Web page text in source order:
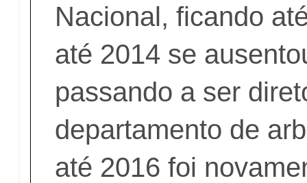
Nacional, ficando
até 2014 se
passando a ser
departamento de
até 2016 foi